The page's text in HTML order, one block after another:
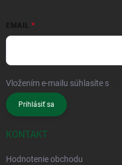
EMAIL
Vložením e-mailu súhlasíte s
Prihlásiť sa
KONTAKT
Hodnotenie obchodu